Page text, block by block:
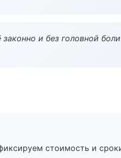
и без головной
стоимость и